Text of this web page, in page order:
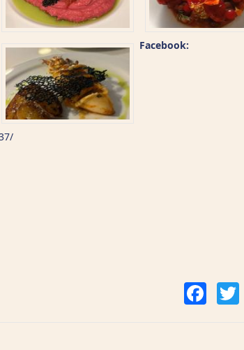
Facebook:
Facebook